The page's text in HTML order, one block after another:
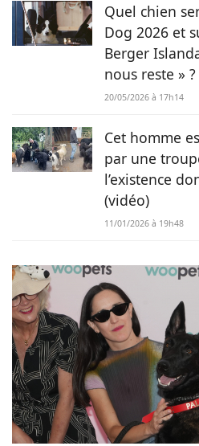
Quel chien
Dog 2026 et
Berger
nous reste » ?
20/05/2026 à 17h14
Cet homme
par une
l’existence
(vidéo)
11/01/2026 à 19h48